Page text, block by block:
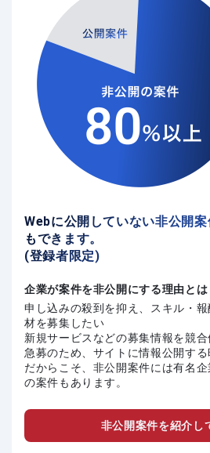
Webに公開していない非公開
もできます。
(登録者限定)
企業が案件を非公開にする理由とは
申し込みの殺到を抑え、スキル・
材を募集したい
新規サービスなどの募集情報を競
急募のため、サイトに情報公開す
だからこそ、非公開案件には有名
の案件もあります。
非公開案件を紹介し